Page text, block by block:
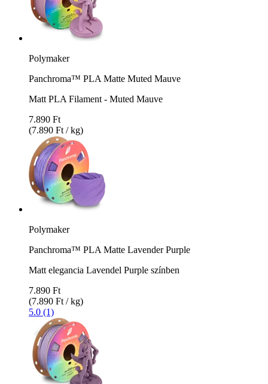
Polymaker
Panchroma™ PLA Matte Muted Mauve
Matt PLA Filament - Muted Mauve
7.890 Ft
(7.890 Ft / kg)
Polymaker
Panchroma™ PLA Matte Lavender Purple
Matt elegancia Lavendel Purple színben
7.890 Ft
(7.890 Ft / kg)
5.0 (1)